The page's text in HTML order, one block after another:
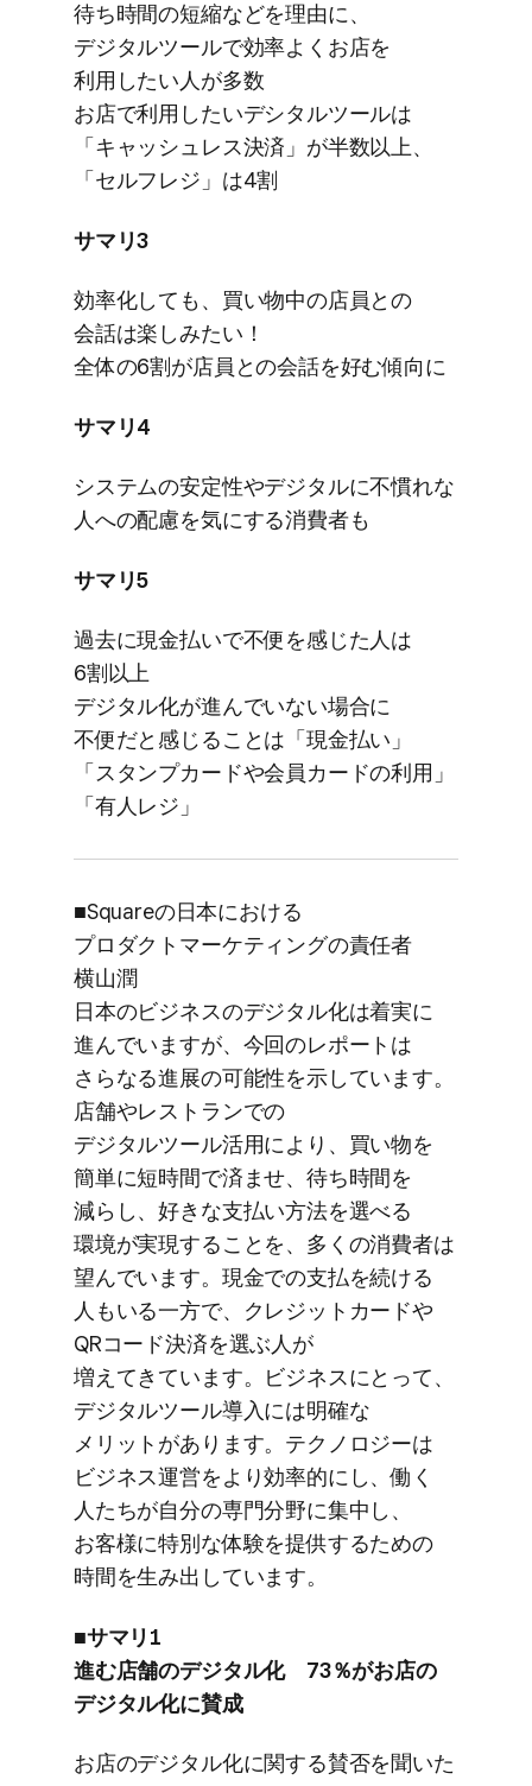
待ち時間の​短縮などを​理由に、​
デジタルツールで​効率よく​お店を​
利用したい​人が​多数
お店で​利用したい​デシタルツールは​
「キャッシュレス決済」が​半数以上、​
「セルフレジ」は​4割
サマリ3
効率化しても、​買い物中の​店員との​
会話は​楽しみたい！
全体の​6割が​店員との​会話を​好む傾向に
サマリ4
システムの​安定性や​デジタルに​不慣れな​
人への​配慮を​気に​する​消費者も
サマリ5
過去に​現金払いで​不便を​感じた​人は​
6割以上
デジタル化が​進んでいない​場合に​
不便だと​感じる​ことは​「現金払い」​
「スタンプカードや​会員カードの​利用」​
「有人レジ」
■Squareの​日本に​おける​
プロダクトマーケティングの​責任者
横山潤
日本の​ビジネスの​デジタル化は​着実に​
進んでいますが、​今回の​レポートは​
さらなる​進展の​可能性を​示しています。​
店舗や​レストランでの​
デジタルツール活用に​より、​買い物を​
簡単に​短時間で​済ませ、​待ち時間を​
減らし、​好きな​支払い方​法を​選べる​
環境が​実現する​ことを、​多くの​消費者は​
望んでいます。​現金での​支払を​続ける​
人も​いる​一方で、​クレジットカードや​
QRコード決済を​選ぶ人が​
増えてきています。​ビジネスに​とって、​
デジタルツール導入には​明確な​
メリットが​あります。​テクノロジーは​
ビジネス運営を​より​効率的にし、​働く​
人た​ちが​自分の​専門分野に​集中し、​
お客様に​特別な​体験を​提供する​ための​
時間を​生み出しています。
■サマリ1
進む店舗の​デジタル化 73％が​お店の​
デジタル化に​賛成
お店の​デジタル化に​関する​賛否を​聞いた​